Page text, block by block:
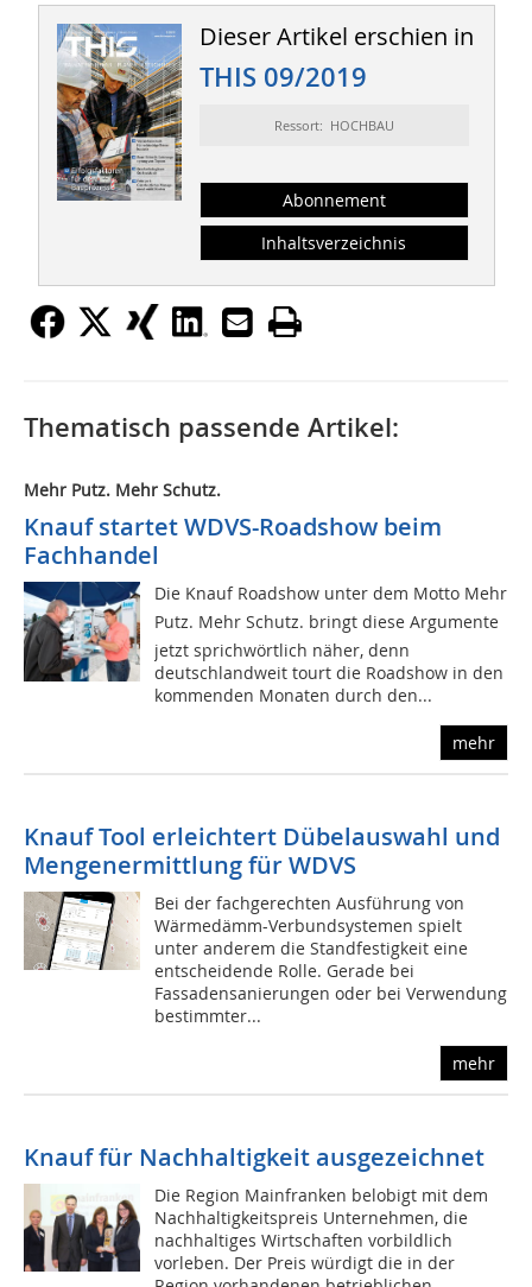
Dieser Artikel erschien in
THIS 09/2019
Ressort: HOCHBAU
Abonnement
Inhaltsverzeichnis
Thematisch passende Artikel:
Mehr Putz. Mehr Schutz.
Knauf startet WDVS-Roadshow beim
Fachhandel
Die Knauf Roadshow unter dem Motto Mehr
Putz. Mehr Schutz. bringt diese Argumente
jetzt sprichwörtlich näher, denn
deutschlandweit tourt die Roadshow in den
kommenden Monaten durch den...
mehr
Knauf Tool erleichtert Dübelauswahl und
Mengenermittlung für WDVS
Bei der fachgerechten Ausführung von
Wärmedämm-Verbundsystemen spielt
unter anderem die Standfestigkeit eine
entscheidende Rolle. Gerade bei
Fassadensanierungen oder bei Verwendung
bestimmter...
mehr
Knauf für Nachhaltigkeit ausgezeichnet
Die Region Mainfranken belobigt mit dem
Nachhaltigkeitspreis Unternehmen, die
nachhaltiges Wirtschaften vorbildlich
vorleben. Der Preis würdigt die in der